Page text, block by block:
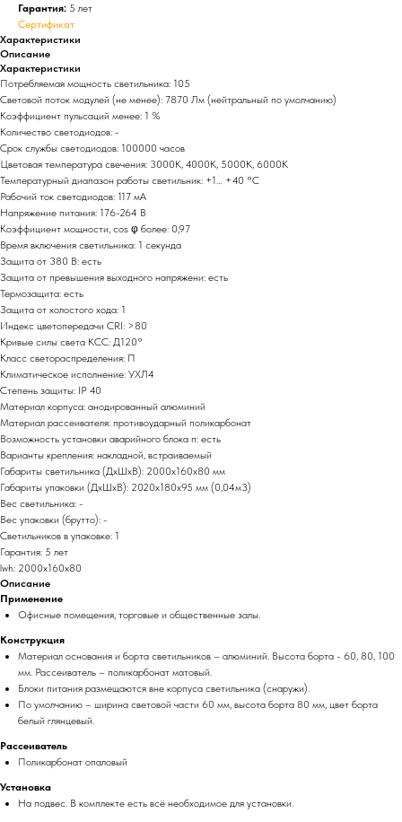
Гарантия: 5 лет
Сертификат
Характеристики
Описание
Характеристики
Потребляемая мощность светильника: 105
Световой поток модулей (не менее): 7870 Лм (нейтральный по умолчанию)
Коэффициент пульсаций менее: 1 %
Количество светодиодов: -
Срок службы светодиодов: 100000 часов
Цветовая температура свечения: 3000К, 4000К, 5000К, 6000К
Температурный диапазон работы светильник: +1… +40 °С
Рабочий ток светодиодов: 117 мА
Напряжение питания: 176-264 В
Коэффициент мощности, cos φ более: 0,97
Время включения светильника: 1 секунда
Защита от 380 В: есть
Защита от превышения выходного напряжени: есть
Термозащита: есть
Защита от холостого хода: 1
Индекс цветопередачи СRI: >80
Кривые силы света КСС: Д120°
Класс светораспределения: П
Климатическое исполнение: УХЛ4
Степень защиты: IP 40
Материал корпуса: анодированный алюминий
Материал рассеивателя: противоударный поликарбонат
Возможность установки аварийного блока п: есть
Варианты крепления: накладной, встраиваемый
Габариты светильника (ДxШхВ): 2000x160x80 мм
Габариты упаковки (ДхШхВ): 2020x180x95 мм (0,04м3)
Вес светильника: -
Вес упаковки (брутто): -
Светильников в упаковке: 1
Гарантия: 5 лет
lwh: 2000x160x80
Описание
Применение
Офисные помещения, торговые и общественные залы.
Конструкция
Материал основания и борта светильников – алюминий. Высота борта - 60, 80, 100
мм. Рассеиватель – поликарбонат матовый.
Блоки питания размещаются вне корпуса светильника (снаружи).
По умолчанию – ширина световой части 60 мм, высота борта 80 мм, цвет борта
белый глянцевый.
Рассеиватель
Поликарбонат опаловый
Установка
На подвес. В комплекте есть всё необходимое для установки.